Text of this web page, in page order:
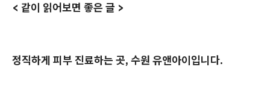
< 같이 읽어보면 좋은 글 >
정직하게 피부 진료하는 곳, 수원 유앤아이입니다.